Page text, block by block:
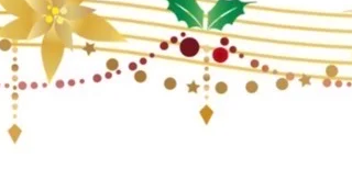
たち」上演決定！
藤川ミュージカル、ワークショップ発表会のお知
らせです。 2025年6月、WS発表会2025「巴里の
猫たち」の上演が決定いたしました。